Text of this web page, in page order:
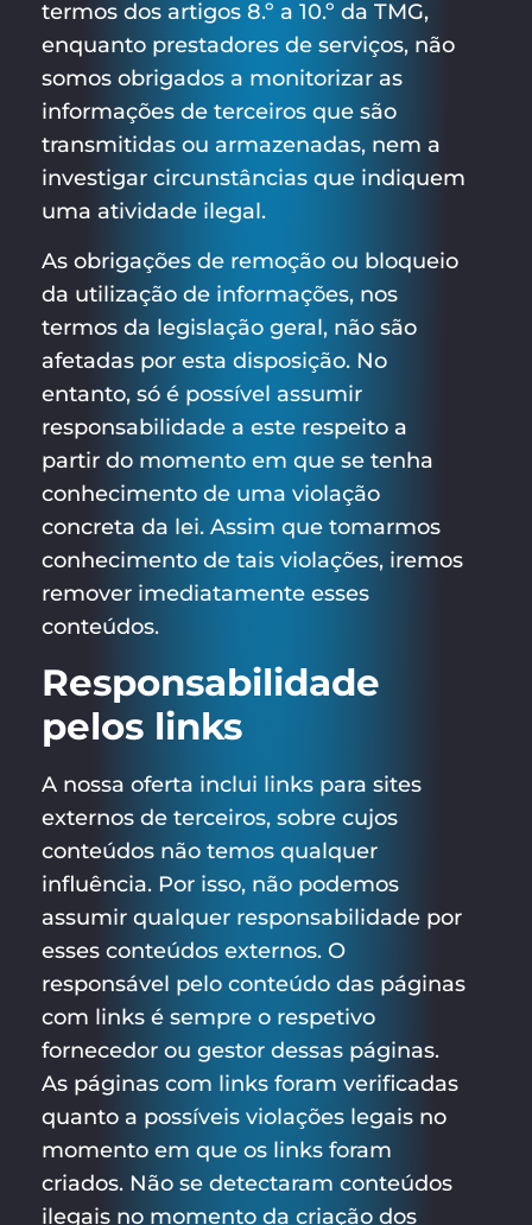
termos dos artigos 8.º a 10.º da TMG,
enquanto prestadores de serviços, não
somos obrigados a monitorizar as
informações de terceiros que são
transmitidas ou armazenadas, nem a
investigar circunstâncias que indiquem
uma atividade ilegal.
As obrigações de remoção ou bloqueio
da utilização de informações, nos
termos da legislação geral, não são
afetadas por esta disposição. No
entanto, só é possível assumir
responsabilidade a este respeito a
partir do momento em que se tenha
conhecimento de uma violação
concreta da lei. Assim que tomarmos
conhecimento de tais violações, iremos
remover imediatamente esses
conteúdos.
Responsabilidade
pelos links
A nossa oferta inclui links para sites
externos de terceiros, sobre cujos
conteúdos não temos qualquer
influência. Por isso, não podemos
assumir qualquer responsabilidade por
esses conteúdos externos. O
responsável pelo conteúdo das páginas
com links é sempre o respetivo
fornecedor ou gestor dessas páginas.
As páginas com links foram verificadas
quanto a possíveis violações legais no
momento em que os links foram
criados. Não se detectaram conteúdos
ilegais no momento da criação dos